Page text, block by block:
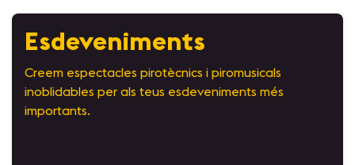
Esdeveniments
Creem espectacles pirotècnics i piromusicals
inoblidables per als teus esdeveniments més
importants.